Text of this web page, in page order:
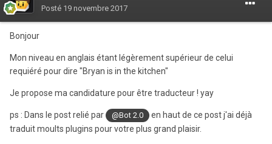
Posté 19 novembre 2017
Bonjour
Mon niveau en anglais étant légèrement supérieur de celui
requiéré pour dire "Bryan is in the kitchen"
Je propose ma candidature pour être traducteur ! yay
ps : Dans le post relié par @Bot 2.0
en haut de ce post j'ai déjà
traduit moults plugins pour votre plus grand plaisir.